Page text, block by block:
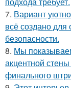
7. Вариант
всё создано
безопасности.
8. Мы
акцентной
финального